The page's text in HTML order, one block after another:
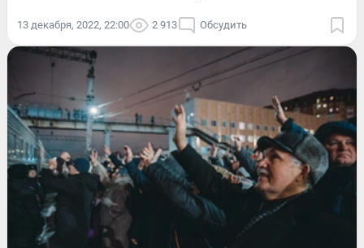
13 декабря, 2022, 22:00 2 913 Обсудить